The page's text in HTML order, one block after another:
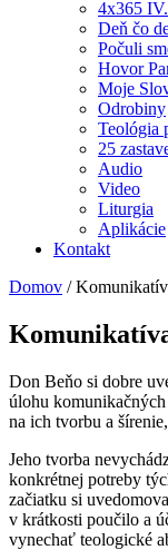
4x365
Deň čo
Počuli
Hovor
Moje
Odrobiny
Teológia
25
Audio
Video
Liturgia
Aplikácie
Kontakt
Domov /
Don Beňo si dobre
úlohu
na ich tvorbu a
Jeho tvorba
konkrétnej potreby
začiatku si
v krátkosti poučilo a
vynechať teologické